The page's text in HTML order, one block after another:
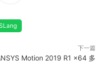
下一篇
Motion 2019 R1 x64 多